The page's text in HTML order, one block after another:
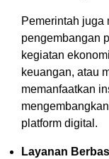
Pemerintah juga
pengembangan
kegiatan
keuangan, atau
memanfaatkan
platform digital.
Layanan